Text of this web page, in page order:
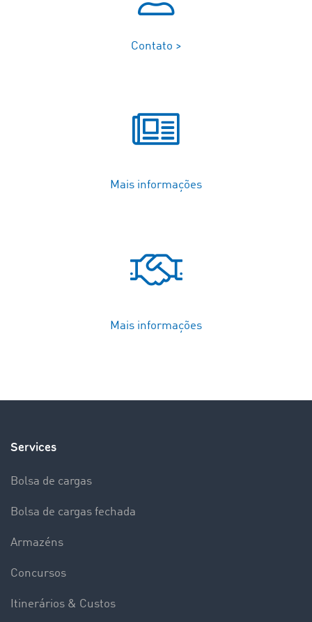
Contato >
Mais informações
Mais informações
Services
Bolsa de cargas
Bolsa de cargas fechada
Armazéns
Concursos
Itinerários & Custos